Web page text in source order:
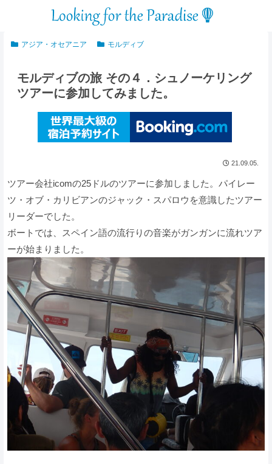
アジア・オセアニア モルディブ
モルディブの旅 その４．シュノーケリング
ツアーに参加してみました。
21.09.05.
ツアー会社icomの25ドルのツアーに参加しました。パイレー
ツ・オブ・カリビアンのジャック・スパロウを意識したツアー
リーダーでした。
ボートでは、スペイン語の流行りの音楽がガンガンに流れツア
ーが始まりました。